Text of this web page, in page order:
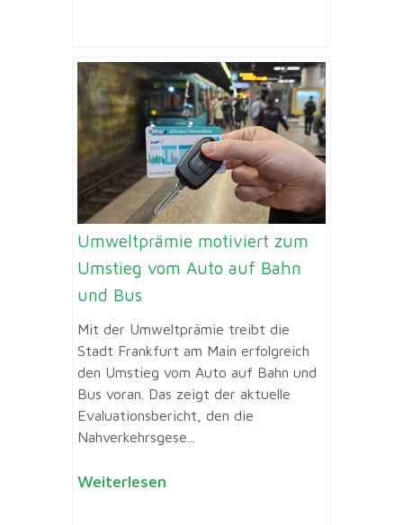
Umweltprämie motiviert zum
Umstieg vom Auto auf Bahn
und Bus
Mit der Umweltprämie treibt die
Stadt Frankfurt am Main erfolgreich
den Umstieg vom Auto auf Bahn und
Bus voran. Das zeigt der aktuelle
Evaluationsbericht, den die
Nahverkehrsgese...
Weiterlesen